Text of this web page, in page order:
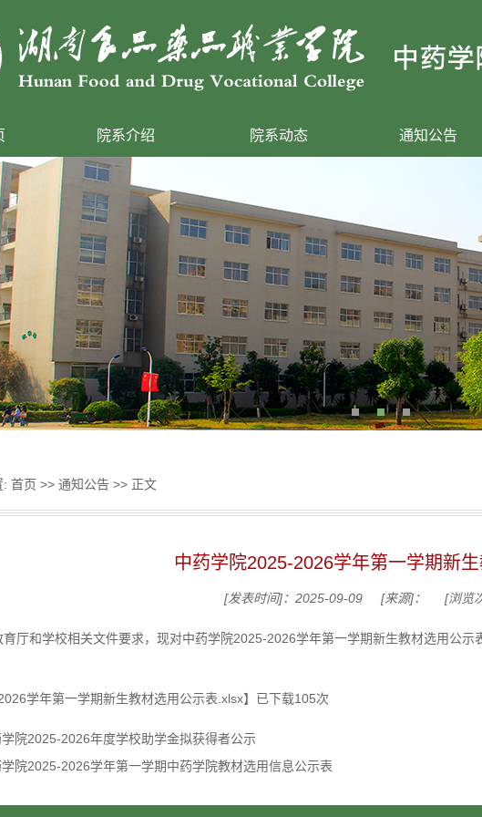
院系介绍 院系动态 通知公告
: 首页 >> 通知公告 >> 正文
中药学院2025-2026学年第一学期新
[发表时间]：2025-09-09 [来源]： [浏览
育厅和学校相关文件要求，现对中药学院2025-2026学年第一学期新生教材选用公示
学年第一学期新生教材选用公示表.xlsx】已下载105次
学院2025-2026年度学校助学金拟获得者公示
学院2025-2026学年第一学期中药学院教材选用信息公示表